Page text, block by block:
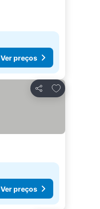
Ver preços
Partilhar
Adicionar
Ver preços